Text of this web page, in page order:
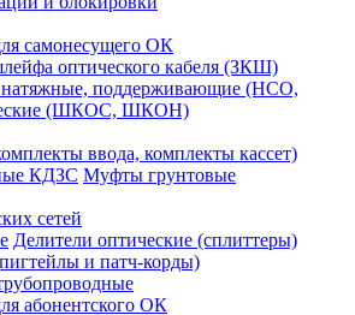
самонесущего ОК
оптического кабеля (ЗКШ)
поддерживающие (НСО,
(ШКОС, ШКОН)
ввода, комплекты кассет)
КДЗС Муфты грунтовые
сетей
Делители оптические (сплиттеры)
и патч-корды)
абонентского ОК